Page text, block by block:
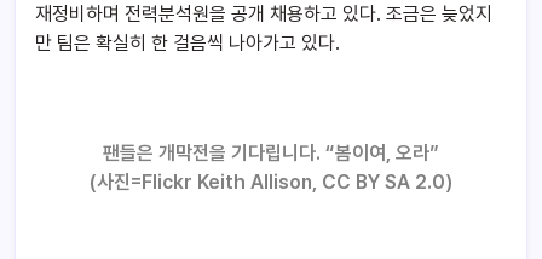
재정비하며 전력분석원을 공개 채용하고 있다. 조금은 늦었지
만 팀은 확실히 한 걸음씩 나아가고 있다.
팬들은 개막전을 기다립니다. “봄이여, 오라”
(사진=Flickr Keith Allison , CC BY SA 2.0)